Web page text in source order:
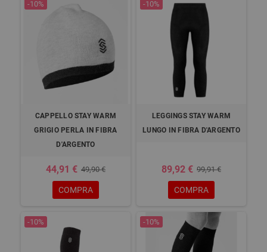
-10%
CAPPELLO STAY WARM
GRIGIO PERLA IN FIBRA
D'ARGENTO
44,91 € 49,90 €
COMPRA
-10%
LEGGINGS STAY WARM
LUNGO IN FIBRA D'ARGENTO
89,92 € 99,91 €
COMPRA
-10% -10%